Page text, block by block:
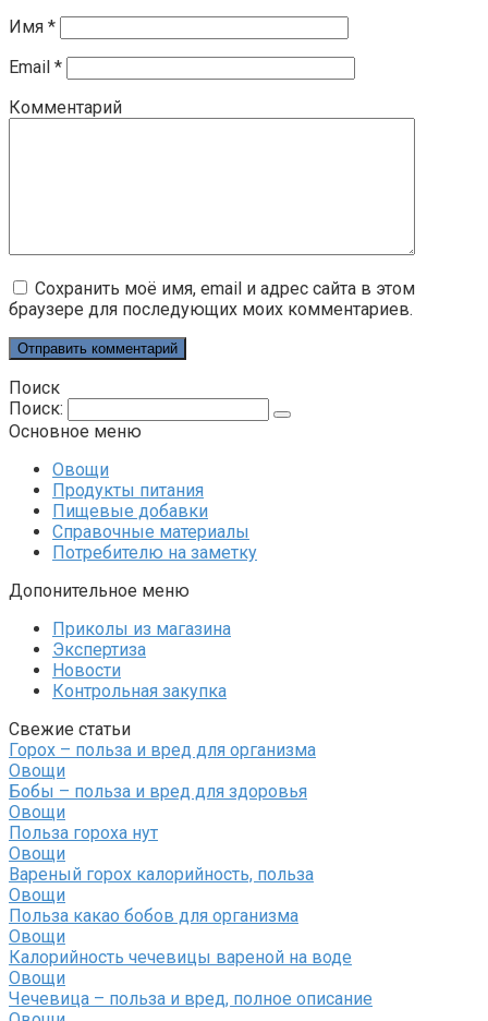
Имя *
Email *
Комментарий
Сохранить моё имя, email и адрес сайта в этом
браузере для последующих моих комментариев.
Поиск
Поиск:
Основное меню
Овощи
Продукты питания
Пищевые добавки
Справочные материалы
Потребителю на заметку
Допонительное меню
Приколы из магазина
Экспертиза
Новости
Контрольная закупка
Свежие статьи
Горох – польза и вред для организма
Овощи
Бобы – польза и вред для здоровья
Овощи
Польза гороха нут
Овощи
Вареный горох калорийность, польза
Овощи
Польза какао бобов для организма
Овощи
Калорийность чечевицы вареной на воде
Овощи
Чечевица – польза и вред, полное описание